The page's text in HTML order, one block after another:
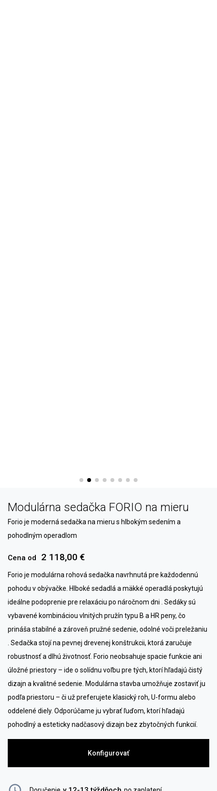
Modulárna sedačka FORIO na mieru
Forio je moderná sedačka na mieru s hlbokým sedením a
pohodlným operadlom
Cena od 2 118,00 €
Forio je modulárna rohová sedačka navrhnutá pre každodennú
pohodu v obývačke. Hlboké sedadlá a mäkké operadlá poskytujú
ideálne podoprenie pre relaxáciu po náročnom dni . Sedáky sú
vybavené kombináciou vlnitých pružín typu B a HR peny, čo
prináša stabilné a zároveň pružné sedenie, odolné voči preležaniu
. Sedačka stojí na pevnej drevenej konštrukcii, ktorá zaručuje
robustnosť a dlhú životnosť. Forio neobsahuje spacie funkcie ani
úložné priestory – ide o solídnu voľbu pre tých, ktorí hľadajú čistý
dizajn a kvalitné sedenie. Modulárna stavba umožňuje zostaviť ju
podľa priestoru – či už preferujete klasický roh, U-formu alebo
oddelené diely. Odporúčame ju vybrať ľuďom, ktorí hľadajú
pohodlný a esteticky nadčasový dizajn bez zbytočných funkcií.
Konfigurovať